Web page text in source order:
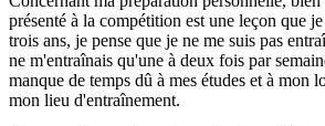
présenté à la compétition est une leçon que
trois ans, je pense que je ne me suis pas
ne m'entraînais qu'une à deux fois par
manque de temps dû à mes études et à mon
mon lieu d'entraînement.